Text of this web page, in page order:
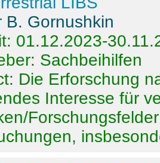
B. Gornushkin
01.12.2023-
Sachbeihilfen
Die Erforschung
Interesse für